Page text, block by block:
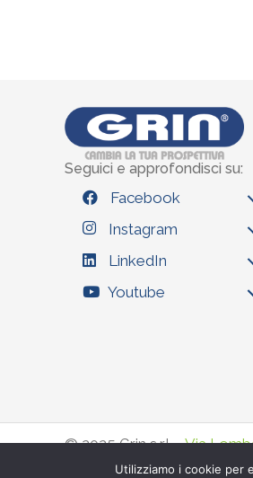
Seguici e approfondisci su:
Facebook
Instagram
LinkedIn
Youtube
© 2025 Grin s.r.l. -Via
P.iva : IT04956970968 -
Utilizziamo i cookie per